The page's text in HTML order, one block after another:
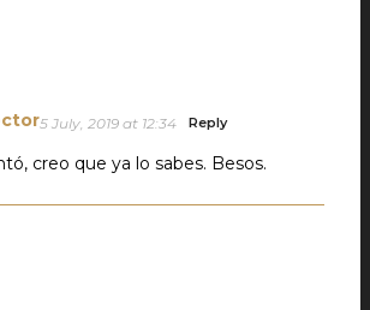
5 July, 2019 at 12:34 Reply
creo que ya lo sabes. Besos.